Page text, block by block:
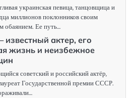
украинская певица, танцовщица и
миллионов поклонников своим
обаянием. Ее путь…
актер, его
жизнь и неизбежное
советский и российский актёр,
Государственной премии СССР.